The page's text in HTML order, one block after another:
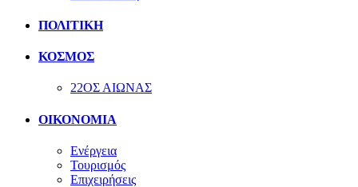
ΠΟΛΙΤΙΚΗ
ΚΟΣΜΟΣ
22ΟΣ ΑΙΩΝΑΣ
ΟΙΚΟΝΟΜΙΑ
Ενέργεια
Τουρισμός
Επιχειρήσεις